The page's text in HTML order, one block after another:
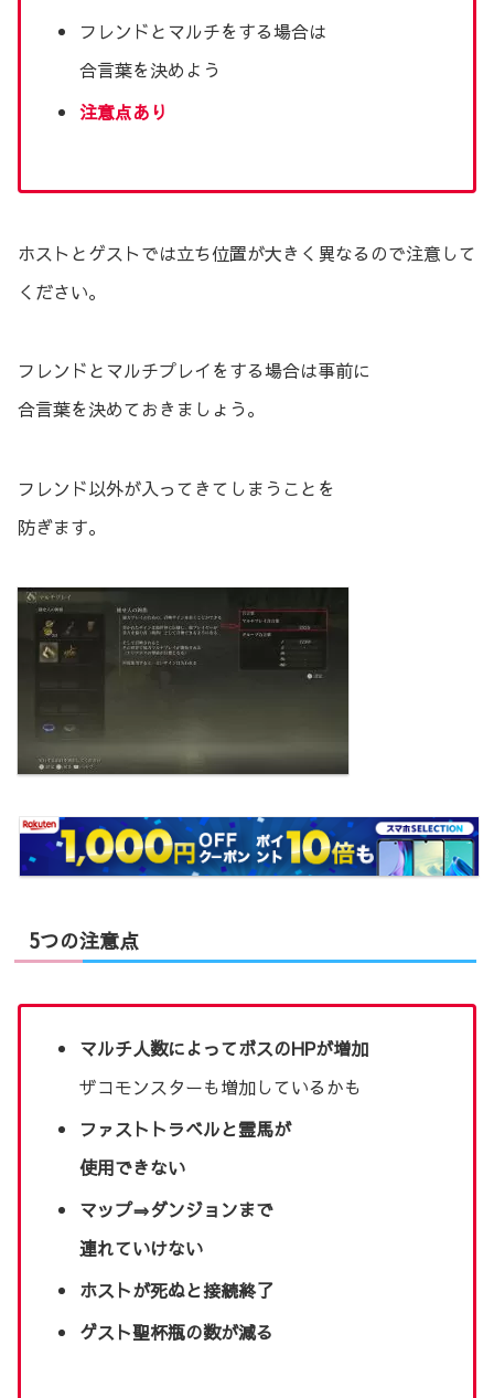
フレンドとマルチをする場合は
合言葉を決めよう
注意点あり
ホストとゲストでは立ち位置が大きく異なるので注意して
ください。
フレンドとマルチプレイをする場合は事前に
合言葉を決めておきましょう。
フレンド以外が入ってきてしまうことを
防ぎます。
5つの注意点
マルチ人数によってボスのHPが増加
ザコモンスターも増加しているかも
ファストトラベルと霊馬が
使用できない
マップ⇒ダンジョンまで
連れていけない
ホストが死ぬと接続終了
ゲスト聖杯瓶の数が減る